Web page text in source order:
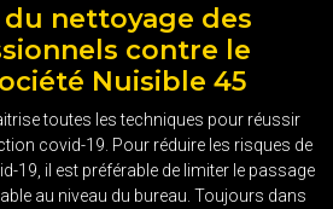
nettoyage des
contre le
Nuisible 45
toutes les techniques pour réussir
covid-19. Pour réduire les risques de
19, il est préférable de limiter le passage
au niveau du bureau. Toujours dans